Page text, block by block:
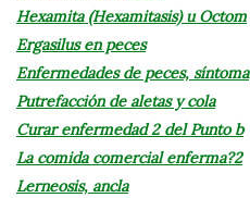
Hexamita (Hexamitasis) u Octom
Ergasilus en peces
Enfermedades de peces, síntoma
Putrefacción de aletas y cola
Curar enfermedad 2 del Punto b
La comida comercial enferma?2
Lerneosis, ancla